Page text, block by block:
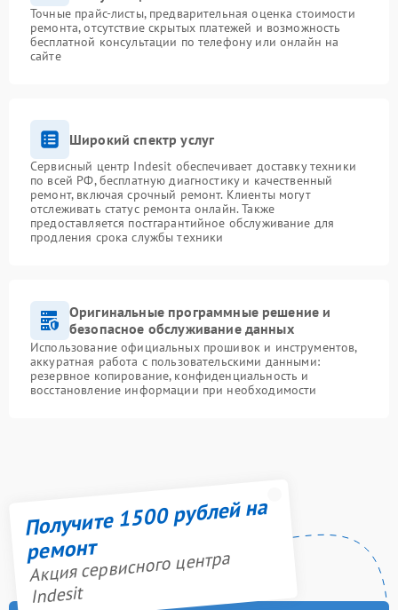
Точные прайс-листы, предварительная оценка стоимости
ремонта, отсутствие скрытых платежей и возможность
бесплатной консультации по телефону или онлайн на
сайте
Широкий спектр услуг
Сервисный центр Indesit обеспечивает доставку техники
по всей РФ, бесплатную диагностику и качественный
ремонт, включая срочный ремонт. Клиенты могут
отслеживать статус ремонта онлайн. Также
предоставляется постгарантийное обслуживание для
продления срока службы техники
Оригинальные программные решение и
безопасное обслуживание данных
Использование официальных прошивок и инструментов,
аккуратная работа с пользовательскими данными:
резервное копирование, конфиденциальность и
восстановление информации при необходимости
Получите 1500 рублей на
ремонт
Акция сервисного центра
Indesit